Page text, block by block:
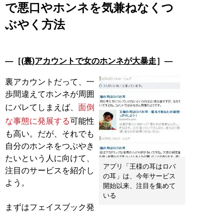
で悪口やホンネを気兼ねなくつ
ぶやく方法
―［(裏)アカウントで女のホンネが大暴走］―
アプリ「王様の耳はロバ
の耳」は、今年サービス
開始以来、注目を集めて
いる
裏アカウントだって、一
歩間違えてホンネが周囲
にバレてしまえば、 面倒
な事態に発展する可能性
も高い。だが、それでも
自分のホンネをつぶやき
たいという人に向けて、
注目のサービスを紹介し
よう。
まずはフェイスブック発